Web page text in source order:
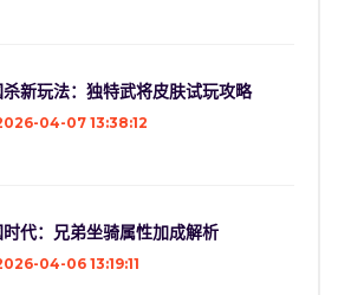
杀新玩法：独特武将皮肤试玩攻略
04-07 13:38:12
时代：兄弟坐骑属性加成解析
04-06 13:19:11